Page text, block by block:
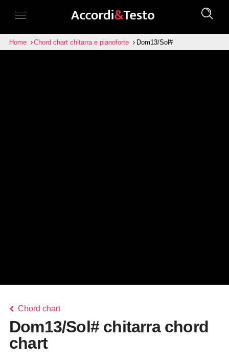
Home Chord chart chitarra e pianoforte Dom13/Sol#
Chord chart
Dom13/Sol# chitarra chord
chart